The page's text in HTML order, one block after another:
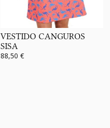
VESTIDO CANGUROS
SISA
88,50 €